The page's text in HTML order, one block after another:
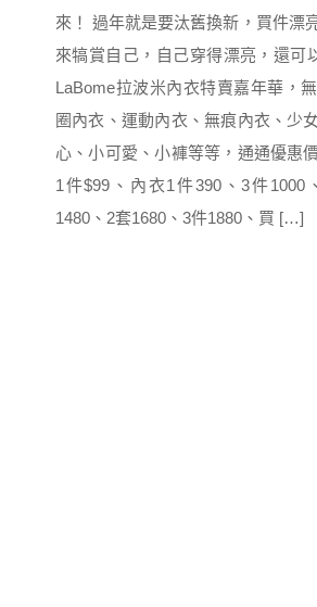
來！ 過年就是要汰舊換新，買件漂
來犒賞自己，自己穿得漂亮，還可
LaBome拉波米內衣特賣嘉年華，
圈內衣、運動內衣、無痕內衣、少
心、小可愛、小褲等等，通通優惠
1件$99、內衣1件390、3件1000
1480、2套1680、3件1880、買 […]